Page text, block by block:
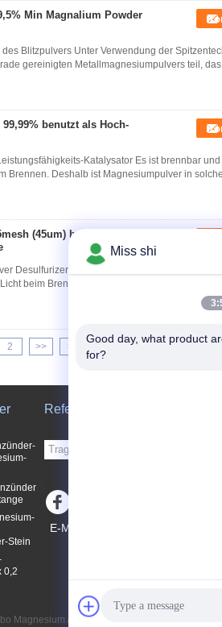
Min Magnalium Powder
Blitzpulvers Unter Verwendung der
gereinigten Metallmagnesiumpulvers teil,
benutzt als Hoch-
Katalysator Es ist brennbar
Brennen. Deshalb ist Magnesiumpulver in
(45um) benutzt im
Desulfurizer in der Metallurgie Es ist brennbar
beim Brennen. Deshalb ist Magnesiumpulver
2 >> >|
Stein
0,2
Referenzen
E-Mail
Magnesium Alloy Material Co.,Ltd. All Rights
Miss shi
Good day, what product
for?